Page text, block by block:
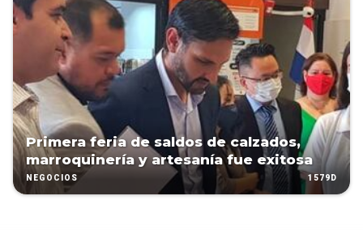
Primera feria de saldos de calzados,
marroquinería y artesanía fue exitosa
NEGOCIOS 1579D